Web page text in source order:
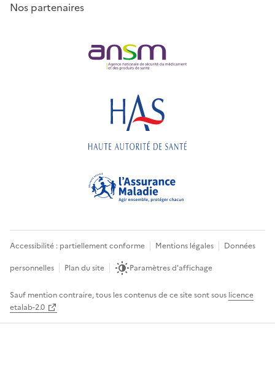
Nos partenaires
Accessibilité : partiellement conforme Mentions légales
Données
personnelles
Plan du site Paramètres d'affichage
Sauf mention contraire, tous les contenus de ce site sont sous licence
etalab-2.0